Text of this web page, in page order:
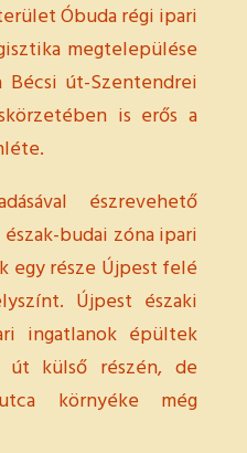
Óbuda régi ipari
megtelepülése
út-Szentendrei
is erős a
észrevehető
budai zóna ipari
egy része Újpest felé
Újpest északi
ingatlanok épültek
út külső részén, de
környéke még